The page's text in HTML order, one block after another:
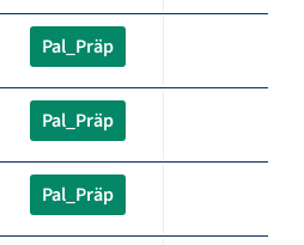
Pal_Präp
Pal_Präp
Pal_Präp